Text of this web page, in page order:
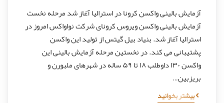
آزمایش بالینی واکسن کرونا در استرالیا آغاز شد مرحله نخست
آزمایش بالینی واکسن ویروس کرونای شرکت نواواکس امروز در
استرالیا آغاز شد. بنیاد بیل گیتس از تولید این واکسن
پشتیبانی می کند. در نخستین مرحله آزمایش بالینی این
واکسن ۱۳۰ داوطلب ۱۸ تا ۵۹ ساله در شهرهای ملبورن و
بریزبین…
بیشتر بخوانید